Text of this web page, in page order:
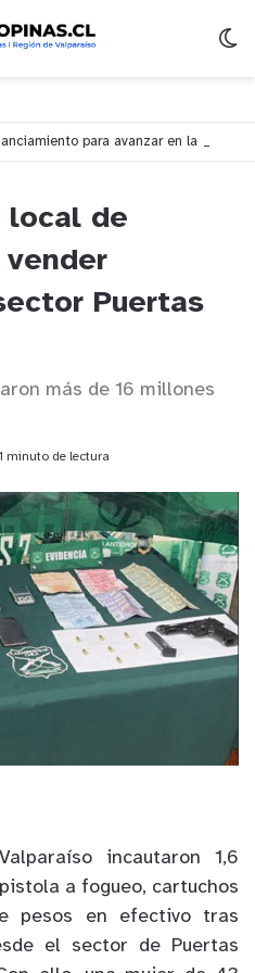
local de
Puertas
más de 16 millones
minuto de lectura
incautaron 1,6
a fogueo, cartuchos
pesos en efectivo tras
el sector de Puertas